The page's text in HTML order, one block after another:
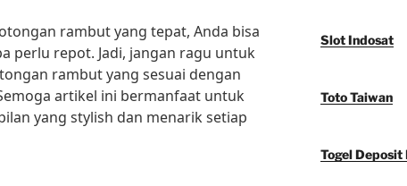
rambut yang tepat, Anda bisa
perlu repot. Jadi, jangan ragu untuk
rambut yang sesuai dengan
artikel ini bermanfaat untuk
yang stylish dan menarik setiap
Slot Indosat
Toto Taiwan
Togel Deposit